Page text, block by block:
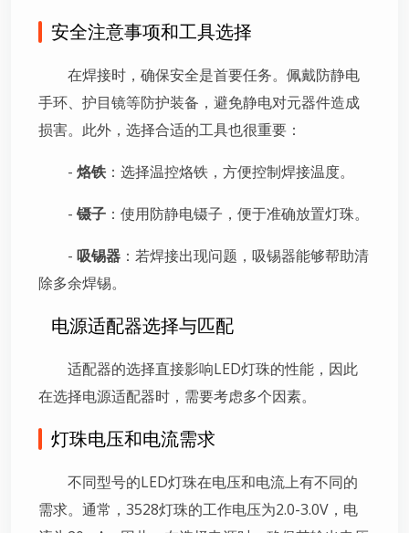
安全注意事项和工具选择
在焊接时，确保安全是首要任务。佩戴防静电
手环、护目镜等防护装备，避免静电对元器件造成
损害。此外，选择合适的工具也很重要：
- 烙铁：选择温控烙铁，方便控制焊接温度。
- 镊子 ：使用防静电镊子，便于准确放置灯珠。
- 吸锡器 ：若焊接出现问题，吸锡器能够帮助清
除多余焊锡。
电源适配器选择与匹配
适配器的选择直接影响LED灯珠的性能，因此
在选择电源适配器时，需要考虑多个因素。
灯珠电压和电流需求
不同型号的LED灯珠在电压和电流上有不同的
需求。通常，3528灯珠的工作电压为2.0-3.0V，电